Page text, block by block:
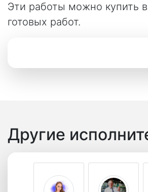
Эти работы можно купить
готовых работ.
Другие